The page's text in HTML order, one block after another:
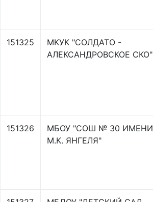
151325
МКУК "СОЛДАТО -
АЛЕКСАНДРОВСКОЕ СКО"
151326
МБОУ "СОШ № 30 ИМЕНИ
М.К. ЯНГЕЛЯ"